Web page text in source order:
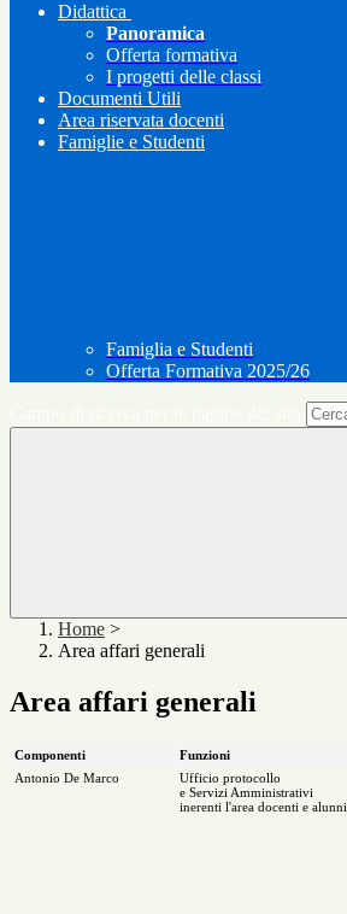
Didattica
Panoramica
Offerta formativa
I progetti delle classi
Documenti Utili
Area riservata docenti
Famiglie e Studenti
Famiglia e Studenti
Offerta Formativa 2025/26
Home >
Area affari generali
Area affari generali
Componenti Funzioni
Antonio De Marco
Ufficio protocollo
e Servizi Amministrativi
inerenti l'area docenti e alunni.